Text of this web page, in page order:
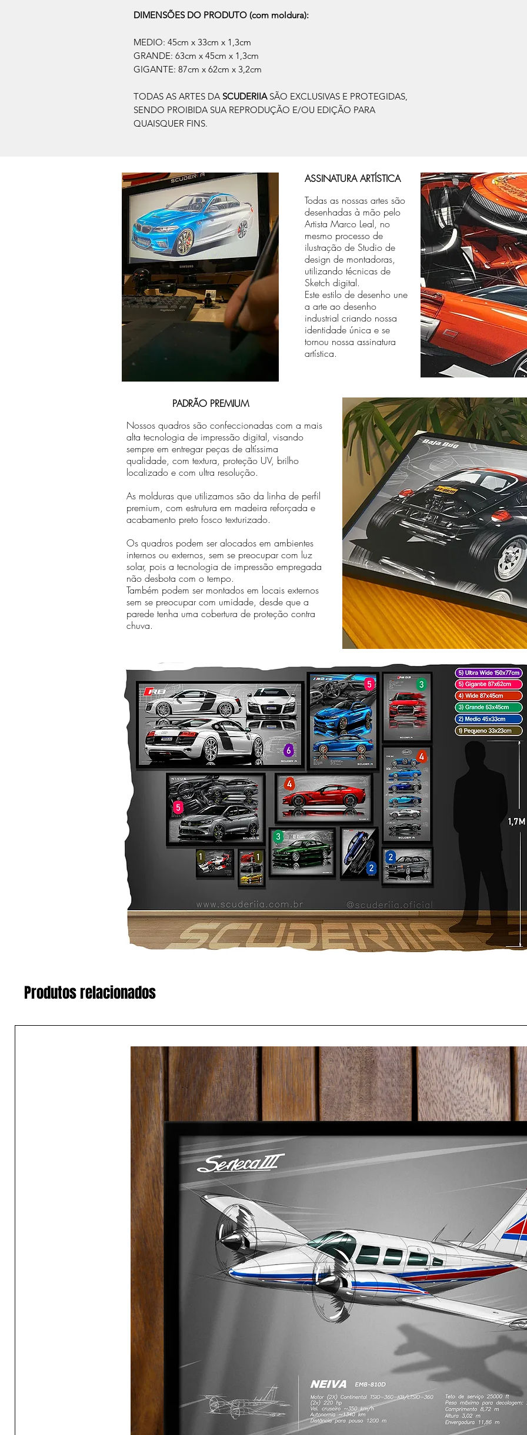
DIMENSÕES DO PRODUTO (com moldura):
MEDIO: 45cm x 33cm x 1,3cm
GRANDE: 63cm x 45cm x 1,3cm
GIGANTE: 87cm x 62cm x 3,2cm
TODAS AS ARTES DA SCUDERIIA SÃO EXCLUSIVAS E PROTEGIDAS,
SENDO PROIBIDA SUA REPRODUÇÃO E/OU EDIÇÃO PARA
QUAISQUER FINS.
ASSINATURA ARTÍSTICA
Todas as nossas artes são
desenhadas à mão pelo
Artista Marco Leal, no
mesmo processo de
ilustração de Studio de
design de montadoras,
utilizando técnicas de
Sketch digital.
Este estilo de desenho une
a arte ao desenho
industrial criando nossa
identidade única e se
tornou nossa assinatura
artística.
PADRÃO PREMIUM
Nossos quadros são confeccionadas com a mais
alta tecnologia de impressão digital, visando
sempre em entregar peças de altíssima
qualidade, com textura, proteção UV, brilho
localizado e com ultra resolução.
As molduras que utilizamos são da linha de perfil
premium, com estrutura em madeira reforçada e
acabamento preto fosco texturizado.
Os quadros podem ser alocados em ambientes
internos ou externos, sem se preocupar com luz
solar, pois a tecnologia de impressão empregada
não desbota com o tempo.
Também podem ser montados em locais externos
sem se preocupar com umidade, desde que a
parede tenha uma cobertura de proteção contra
chuva.
Produtos relacionados